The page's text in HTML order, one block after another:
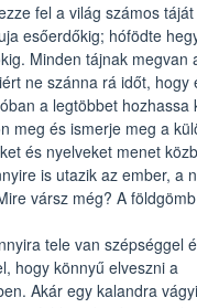
fel a világ számos
esőerdőkig; hófödte
Minden tájnak megvan
ne szánna rá időt, hogy
a legtöbbet hozhassa
meg és ismerje meg a
és nyelveket menet
is utazik az ember, a
vársz még? A
tele van szépséggel
hogy könnyű elveszni a
Akár egy kalandra